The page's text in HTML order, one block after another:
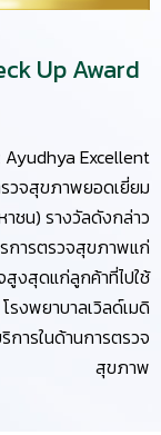
Up Award
Ayudhya Excellent
วจสุขภาพยอดเยี่ยม
ชน) รางวัลดังกล่าว
การตรวจสุขภาพแก่
งสุดแก่ลูกค้าที่ไปใช้
รงพยาบาลเวิลด์เมดิ
การในด้านการตรวจ
สุขภาพ